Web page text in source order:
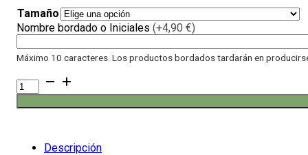
Tamaño
Nombre bordado o Iniciales (+4,90 €)
Máximo 10 caracteres. Los productos bordados tardarán en
Funda
Tapa
para
cantidadDescripción